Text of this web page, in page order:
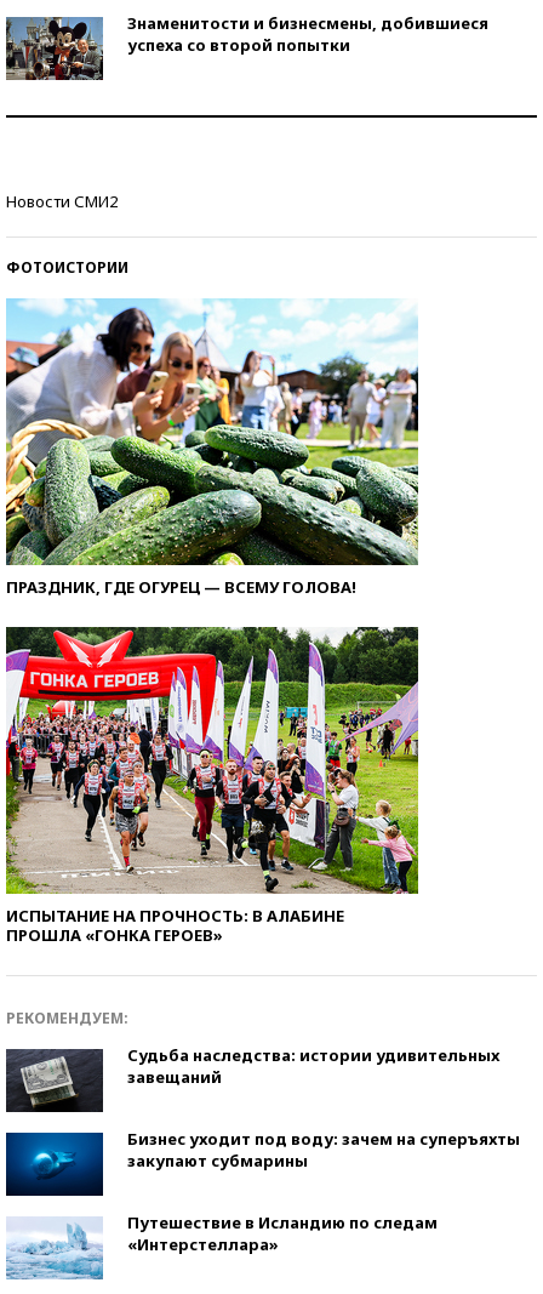
Знаменитости и бизнесмены, добившиеся
успеха со второй попытки
Новости СМИ2
ФОТОИСТОРИИ
ПРАЗДНИК, ГДЕ ОГУРЕЦ — ВСЕМУ ГОЛОВА!
ИСПЫТАНИЕ НА ПРОЧНОСТЬ: В АЛАБИНЕ
ПРОШЛА «ГОНКА ГЕРОЕВ»
РЕКОМЕНДУЕМ:
Судьба наследства: истории удивительных
завещаний
Бизнес уходит под воду: зачем на суперъяхты
закупают субмарины
Путешествие в Исландию по следам
«Интерстеллара»